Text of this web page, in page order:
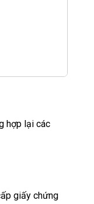
hợp lại các
giấy chứng